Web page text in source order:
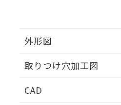
外形図
取りつけ穴加工図
CAD